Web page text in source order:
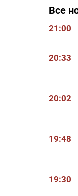
Все
21:00
20:33
20:02
19:48
19:30